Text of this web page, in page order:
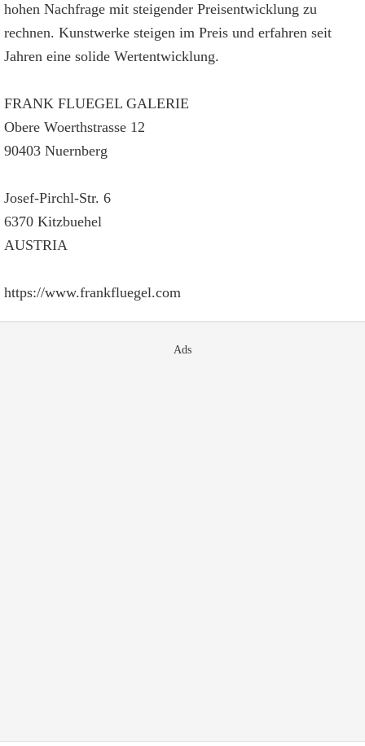
hohen Nachfrage mit steigender Preisentwicklung zu
rechnen. Kunstwerke steigen im Preis und erfahren seit
Jahren eine solide Wertentwicklung.
FRANK FLUEGEL GALERIE
Obere Woerthstrasse 12
90403 Nuernberg
Josef-Pirchl-Str. 6
6370 Kitzbuehel
AUSTRIA
https://www.frankfluegel.com
Ads